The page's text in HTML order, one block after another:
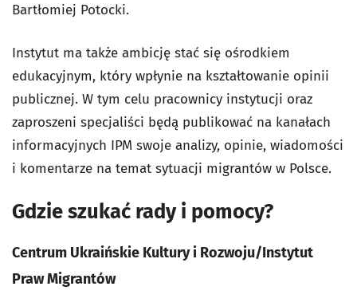
Bartłomiej Potocki.
Instytut ma także ambicję stać się ośrodkiem
edukacyjnym, który wpłynie na kształtowanie opinii
publicznej. W tym celu pracownicy instytucji oraz
zaproszeni specjaliści będą publikować na kanałach
informacyjnych IPM swoje analizy, opinie, wiadomości
i komentarze na temat sytuacji migrantów w Polsce.
Gdzie szukać rady i pomocy?
Centrum Ukraińskie Kultury i Rozwoju/Instytut
Praw Migrantów